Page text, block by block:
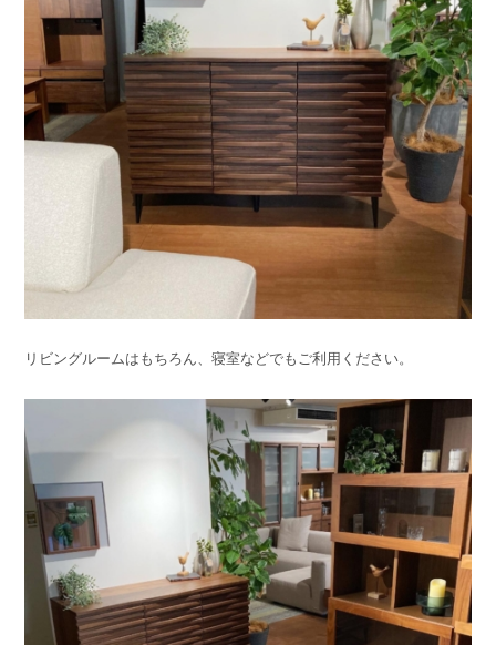
リビングルームはもちろん、寝室などでもご利用ください。